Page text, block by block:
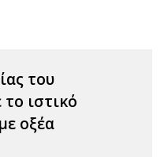
του
ιστικό
οξέα